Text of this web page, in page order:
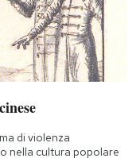
di violenza
nella cultura popolare